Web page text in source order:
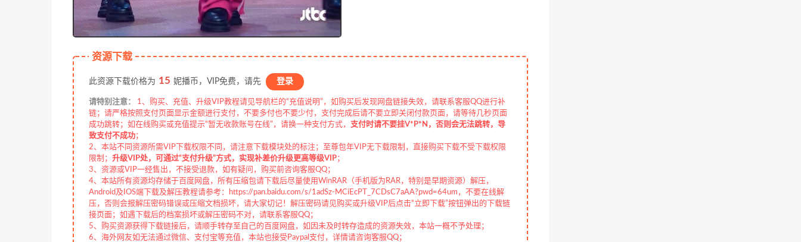
资源下载
此资源下载价格为 15 妮播币，VIP免费，请先 登录
请特别注意：
1、购买、充值、升级VIP教程请见导航栏的“充值说明”，如购买后发现网盘链接失效，请联系客服QQ进行补
链；请严格按照支付页面显示金额进行支付，不要多付也不要少付，支付完成后请不要立即关闭付款页面，请等待几秒页面
成功跳转；如在线购买或充值提示“暂无收款账号在线”，请换一种支付方式， 支付时请不要挂V*P*N，否则会无法跳转，导
致支付不成功；
2、本站不同资源所需VIP下载权限不同，请注意下载模块处的标注；至尊包年VIP无下载限制，直接购买下载不受下载权限
限制； 升级VIP处，可通过“支付升级”方式，实现补差价升级更高等级VIP；
3、资源或VIP一经售出，不接受退款，如有疑问，购买前咨询客服QQ；
4、本站所有资源均存储于百度网盘，所有压缩包请下载后尽量使用WinRAR（手机版为RAR，特别是早期资源）解压，
Android及IOS端下载及解压教程请参考：https://pan.baidu.com/s/1adSz-MCiEcPT_7CDsC7aAA?pwd=64um，不要在线解
压，否则会报解压密码错误或压缩文档损坏，请大家切记！解压密码请见购买或升级VIP后点击“立即下载”按钮弹出的下载链
接页面；如遇下载后的档案损坏或解压密码不对，请联系客服QQ；
5、购买资源获得下载链接后，请顺手转存至自己的百度网盘，如因未及时转存造成的资源失效，本站一概不予处理；
6、海外网友如无法通过微信、支付宝等充值，本站也接受Paypal支付，详情请咨询客服QQ；